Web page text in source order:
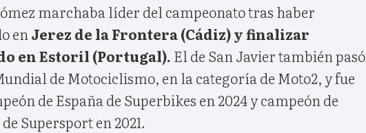
marchaba líder del campeonato tras haber
en Jerez de la Frontera (Cádiz) y finalizar
en Estoril (Portugal). El de San Javier también pasó
de Motociclismo, en la categoría de Moto2, y fue
de España de Superbikes en 2024 y campeón de
Supersport en 2021.